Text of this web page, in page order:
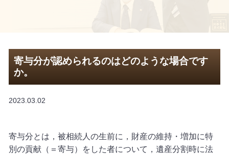
寄与分が認められるのはどのような場合です
か。
2023.03.02
寄与分とは，被相続人の生前に，財産の維持・増加に特
別の貢献（＝寄与）をした者について，遺産分割時に法